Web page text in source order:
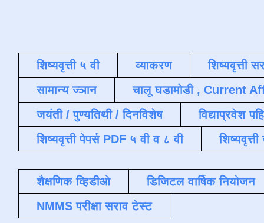
शिष्यवृत्ती ५ वी व्याकरण
शिष्यवृत्ती
सामान्य ज्ञान
चालू घडामोडी , Current
जयंती / पुण्यतिथी / दिनविशेष
विद्याप्रवेश
शिष्यवृत्ती पेपर्स PDF ५ वी व ८ वी
शैक्षणिक व्हिडीओ
डिजिटल वार्षिक नियोजन
NMMS परीक्षा सराव टेस्ट